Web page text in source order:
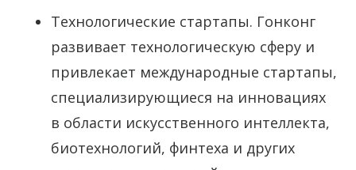
Технологические стартапы. Гонконг
развивает технологическую сферу и
привлекает международные стартапы,
специализирующиеся на инновациях
в области искусственного интеллекта,
биотехнологий, финтеха и других